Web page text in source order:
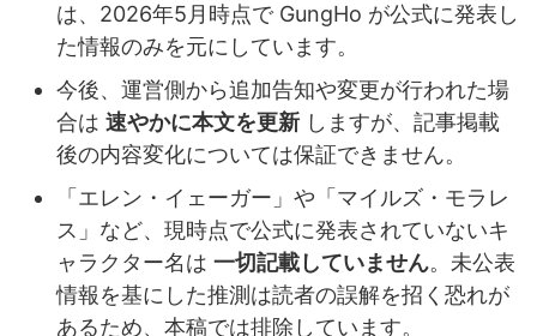
は、2026年5月時点で GungHo が公式に発表し
た情報のみを元にしています。
今後、運営側から追加告知や変更が行われた場
合は 速やかに本文を更新 しますが、記事掲載
後の内容変化については保証できません。
「エレン・イェーガー」や「マイルズ・モラレ
ス」など、現時点で公式に発表されていないキ
ャラクター名は 一切記載していません。未公表
情報を基にした推測は読者の誤解を招く恐れが
あるため、本稿では排除しています。